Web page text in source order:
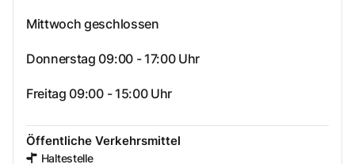
Mittwoch geschlossen
Donnerstag 09:00 - 17:00 Uhr
Freitag 09:00 - 15:00 Uhr
Öffentliche Verkehrsmittel
Haltestelle